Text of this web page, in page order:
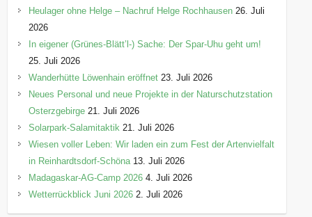
Heulager ohne Helge – Nachruf Helge Rochhausen 26. Juli
2026
In eigener (Grünes-Blätt’l-) Sache: Der Spar-Uhu geht um!
25. Juli 2026
Wanderhütte Löwenhain eröffnet 23. Juli 2026
Neues Personal und neue Projekte in der Naturschutzstation
Osterzgebirge 21. Juli 2026
Solarpark-Salamitaktik 21. Juli 2026
Wiesen voller Leben: Wir laden ein zum Fest der Artenvielfalt
in Reinhardtsdorf-Schöna 13. Juli 2026
Madagaskar-AG-Camp 2026 4. Juli 2026
Wetterrückblick Juni 2026 2. Juli 2026